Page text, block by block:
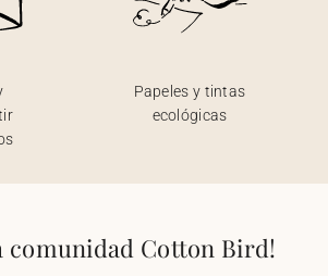
Papeles y tintas
ecológicas
comunidad Cotton Bird!